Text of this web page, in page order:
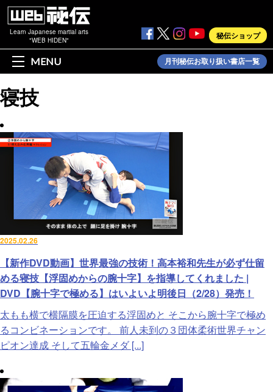
Learn Japanese martial arts
"WEB HIDEN"
秘伝ショップ
MENU 月刊秘伝お取り扱い書店一覧
寝技
2025.02.26
【新作DVD動画】世界最強の技術！高本裕和先生が必ず仕留
める寝技【浮固めからの腕十字】を指導してくれました |
DVD【腕十字で極める】はいよいよ明後日（2/28）発売！
太もも横で横隔膜を圧迫する浮固めと そこから腕十字で極め
るコンビネーションです。 前人未到の３団体柔術世界チャン
ピオン達成 そして五輪金メダ [...]